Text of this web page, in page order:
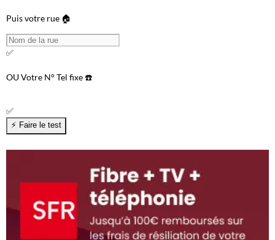
Puis votre rue 🏠
✅
OUVotre N° Tel fixe ☎️
✅